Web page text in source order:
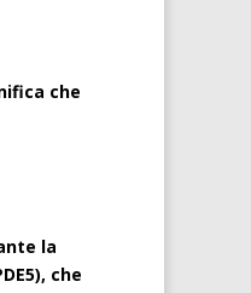
che
la
che